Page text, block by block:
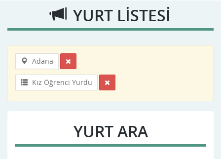
YURT LİSTESİ
Adana
Kız Öğrenci Yurdu
YURT ARA